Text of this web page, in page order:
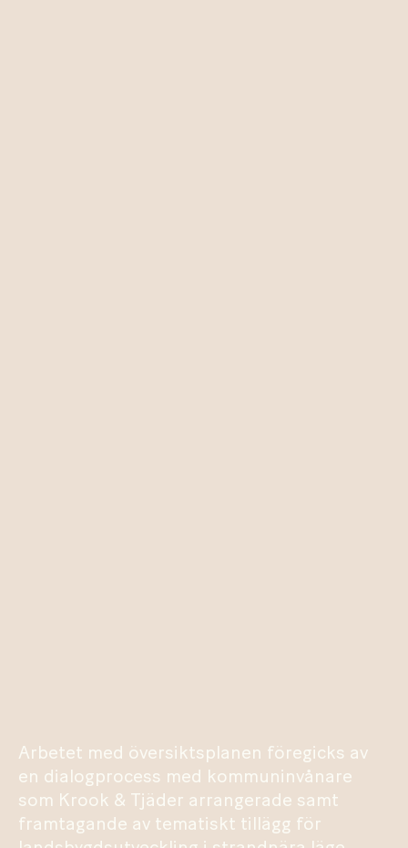
Arbetet med översiktsplanen föregicks av
en dialogprocess med kommuninvånare
som Krook & Tjäder arrangerade samt
framtagande av tematiskt tillägg för